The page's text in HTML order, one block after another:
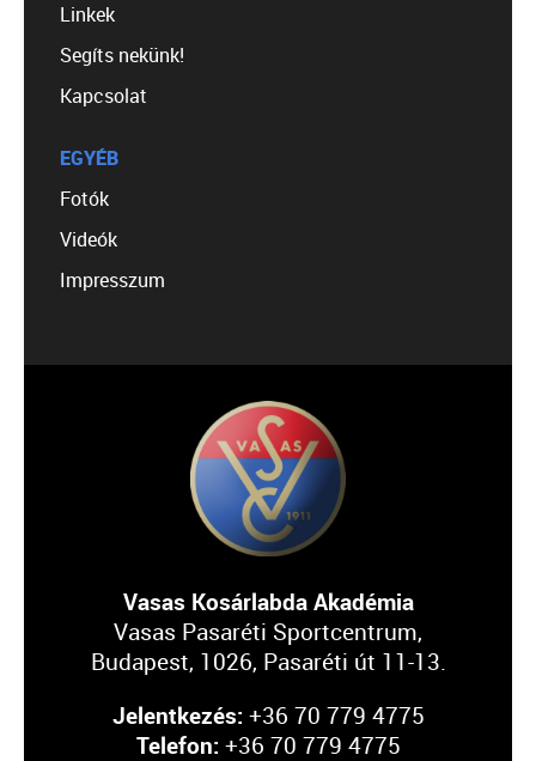
Linkek
Segíts nekünk!
Kapcsolat
EGYÉB
Fotók
Videók
Impresszum
Vasas Kosárlabda Akadémia
Vasas Pasaréti Sportcentrum,
Budapest, 1026, Pasaréti út 11-13.
Jelentkezés: +36 70 779 4775
Telefon: +36 70 779 4775